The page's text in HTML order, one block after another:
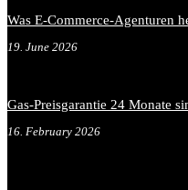
Was E-Commerce-Agenturen
19. June 2026
Gas-Preisgarantie 24 Monate
16. February 2026